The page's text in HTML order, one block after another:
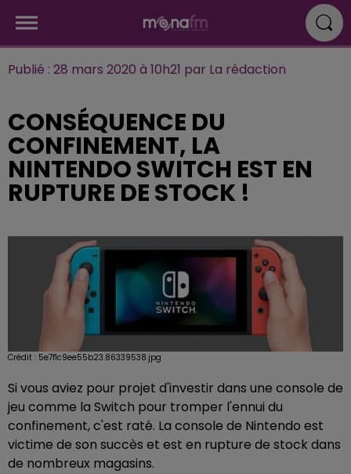
Publié : 28 mars 2020 à 10h21 par La rédaction
CONSÉQUENCE DU
CONFINEMENT, LA
NINTENDO SWITCH EST EN
RUPTURE DE STOCK !
Crédit : 5e7f1c9ee55b23.86339538.jpg
Si vous aviez pour projet d'investir dans une console de
jeu comme la Switch pour tromper l'ennui du
confinement, c'est raté. La console de Nintendo est
victime de son succès et est en rupture de stock dans
de nombreux magasins.